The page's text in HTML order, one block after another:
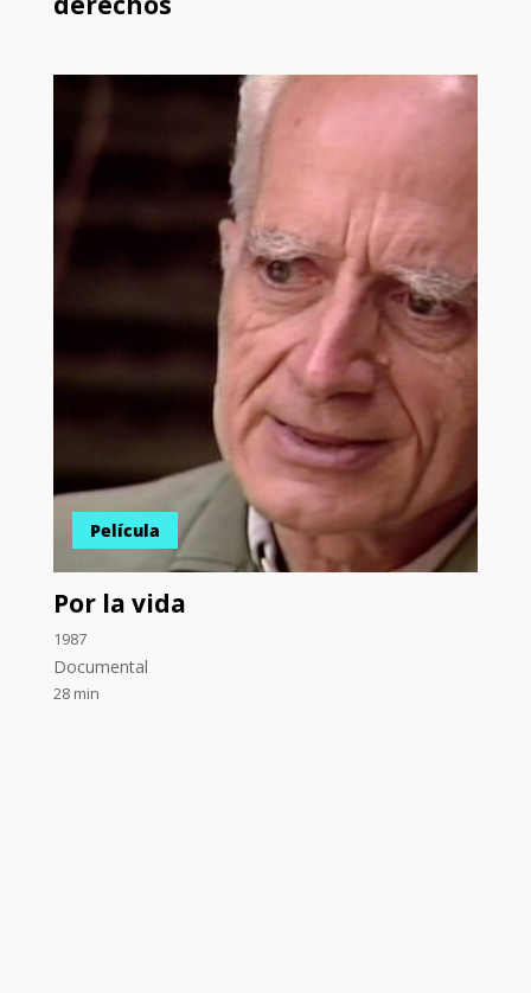
Película
Por la vida
1987
Documental
28 min